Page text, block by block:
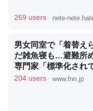
─GPTの仕組みと限界に
昆虫ってカルシウム
コオロギのカルシウ
─ニュース :: 【研究発表
269 users nete-
男女同室で「着替え
だ雑魚寝も…避難所
専門家「標準化さ
和8年熊本地震｜FNN
204 users www.fnn.jp